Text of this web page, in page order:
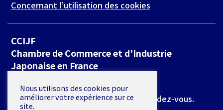
Concernant l’utilisation des cookies
CCIJF
Chambre de Commerce et d'Industrie
Japonaise en France
19 rue de Milan 75009 Paris
*L’accès se fait exclusivement sur rendez-vous.
Nous utilisons des cookies pour
améliorer votre expérience sur ce
site.